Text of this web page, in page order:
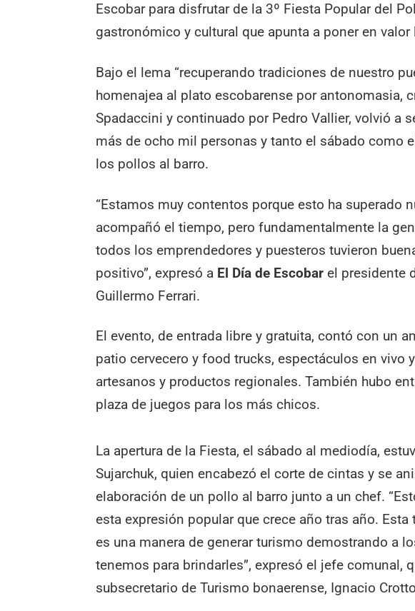
Escobar para disfrutar de la 3º Fiesta Popular del
gastronómico y cultural que apunta a poner en
Bajo el lema “recuperando tradiciones de nuestro
homenajea al plato escobarense por antonomasia,
Spadaccini y continuado por Pedro Vallier, volvió a
más de ocho mil personas y tanto el sábado como
los pollos al barro.
“Estamos muy contentos porque esto ha superado
acompañó el tiempo, pero fundamentalmente la
todos los emprendedores y puesteros tuvieron
positivo”, expresó a El Día de Escobar el presidente
Guillermo Ferrari.
El evento, de entrada libre y gratuita, contó con un
patio cervecero y food trucks, espectáculos en vivo
artesanos y productos regionales. También hubo
plaza de juegos para los más chicos.
La apertura de la Fiesta, el sábado al mediodía,
Sujarchuk, quien encabezó el corte de cintas y se
elaboración de un pollo al barro junto a un chef.
esta expresión popular que crece año tras año.
es una manera de generar turismo demostrando a
tenemos para brindarles”, expresó el jefe comunal,
subsecretario de Turismo bonaerense, Ignacio